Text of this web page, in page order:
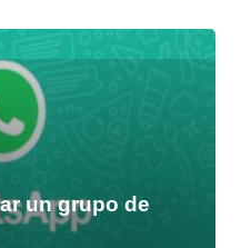
un grupo de